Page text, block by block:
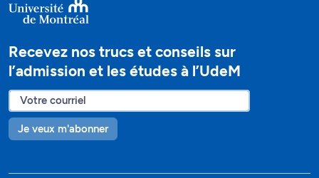
Recevez nos trucs et conseils sur
l’admission et les études à l’UdeM
Je veux m'abonner